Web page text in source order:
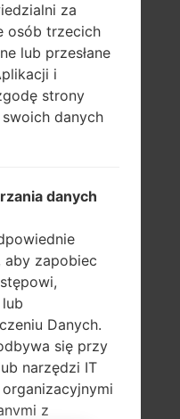
za
osób trzecich
lub przesłane
i
strony
danych
danych
aby zapobiec
Danych.
się przy
narzędzi IT
z